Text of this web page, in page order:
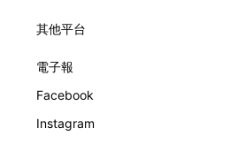
其他平台
電子報
Facebook
Instagram